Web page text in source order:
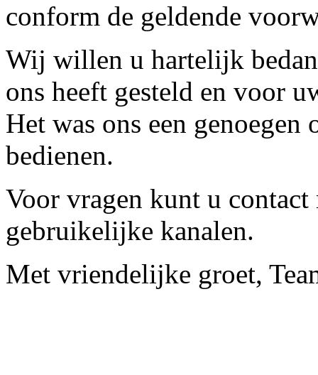
conform de geldende
Wij willen u hartelijk
ons heeft gesteld en voor
Het was ons een
bedienen.
Voor vragen kunt u contact
gebruikelijke kanalen.
Met vriendelijke groet,